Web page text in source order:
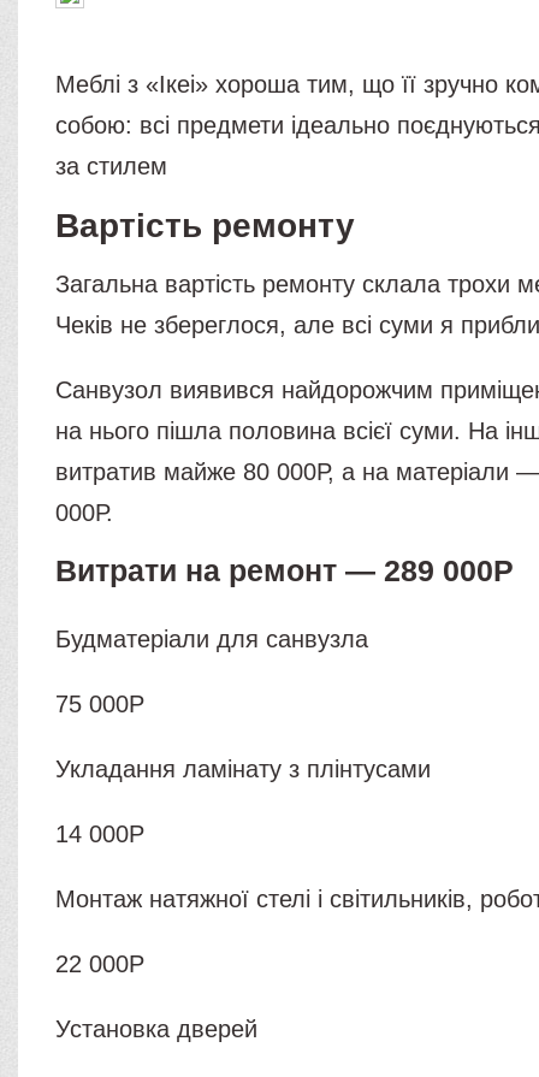
Меблі з «Ікеі» хороша тим, що її зручно
собою: всі предмети ідеально
за стилем
Вартість ремонту
Загальна вартість ремонту склала трохи
Чеків не збереглося, але всі суми я
Санвузол виявився найдорожчим
на нього пішла половина всієї суми. На
витратив майже 80 000Р, а на матеріали
000Р.
Витрати на ремонт — 289 000Р
Будматеріали для санвузла
75 000Р
Укладання ламінату з плінтусами
14 000Р
Монтаж натяжної стелі і світильників,
22 000Р
Установка дверей